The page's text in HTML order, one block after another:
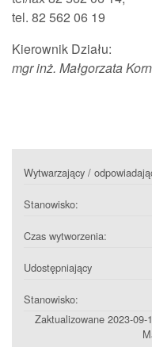
tel. 82 562 06 19
Kierownik Działu:
mgr inż. Małgorzata
Wytwarzający /
Stanowisko:
Czas wytworzenia:
Udostępniający
Stanowisko:
Zaktualizowane 2023-